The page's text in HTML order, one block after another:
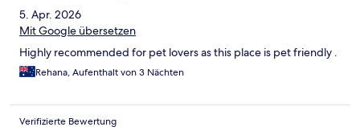
5. Apr. 2026
Mit Google übersetzen
Highly recommended for pet lovers as this place is pet friendly .
Rehana, Aufenthalt von 3 Nächten
Verifizierte Bewertung